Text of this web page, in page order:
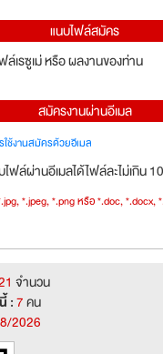
แนบไฟล์สมัคร
เรซูเม่ หรือ ผลงานของท่าน
สมัครงานผ่านอีเมล
ช้งานสมัครด้วยอีเมล
ฟล์ผ่านอีเมลได้ไฟล์ละไม่เกิน
*.jpeg, *.png หรือ *.doc, *.docx,
จำนวน
:7คน
2026